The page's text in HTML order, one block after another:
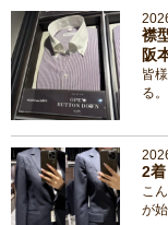
襟
阪
皆
る
2着
こ
が